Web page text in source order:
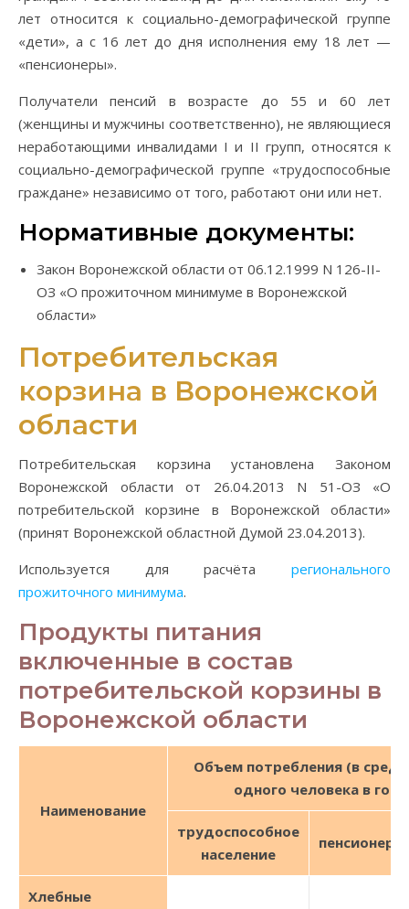
лет относится к социально-демографической группе
«дети», а с 16 лет до дня исполнения ему 18 лет —
«пенсионеры».
Получатели пенсий в возрасте до 55 и 60 лет
(женщины и мужчины соответственно), не являющиеся
неработающими инвалидами I и II групп, относятся к
социально-демографической группе «трудоспособные
граждане» независимо от того, работают они или нет.
Нормативные документы:
Закон Воронежской области от 06.12.1999 N 126-II-
ОЗ «О прожиточном минимуме в Воронежской
области»
Потребительская
корзина в Воронежской
области
Потребительская корзина установлена Законом
Воронежской области от 26.04.2013 N 51-ОЗ «О
потребительской корзине в Воронежской области»
(принят Воронежской областной Думой 23.04.2013).
Используется для расчёта регионального
прожиточного минимума.
Продукты питания
включенные в состав
потребительской корзины в
Воронежской области
Наименование
Объем потребления (в
одного человека в год)
трудоспособное
население
пенсионеры
Хлебные